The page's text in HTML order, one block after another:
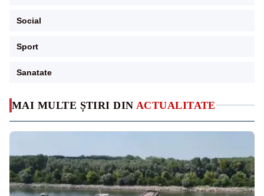
MAI MULTE ȘTIRI DIN ACTUALITATE
Social
Sport
Sanatate